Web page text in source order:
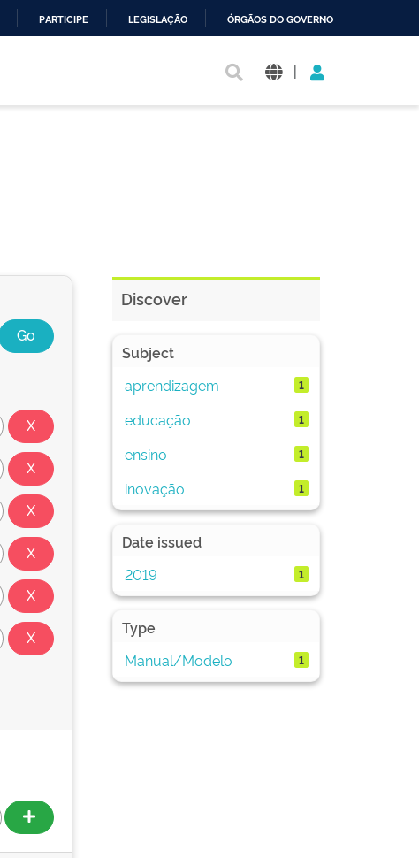
PARTICIPE LEGISLAÇÃO ÓRGÃOS DO GOVERNO
|
Discover
Subject
aprendizagem
1
educação 1
ensino 1
inovação 1
Date issued
2019
1
Type
Manual/Modelo
1